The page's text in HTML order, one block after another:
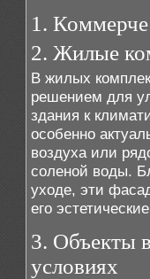
1.
2. Жилые
В жилых
решением для
здания к
особенно
воздуха или
соленой воды.
уходе, эти
его
3. Объекты
условиях